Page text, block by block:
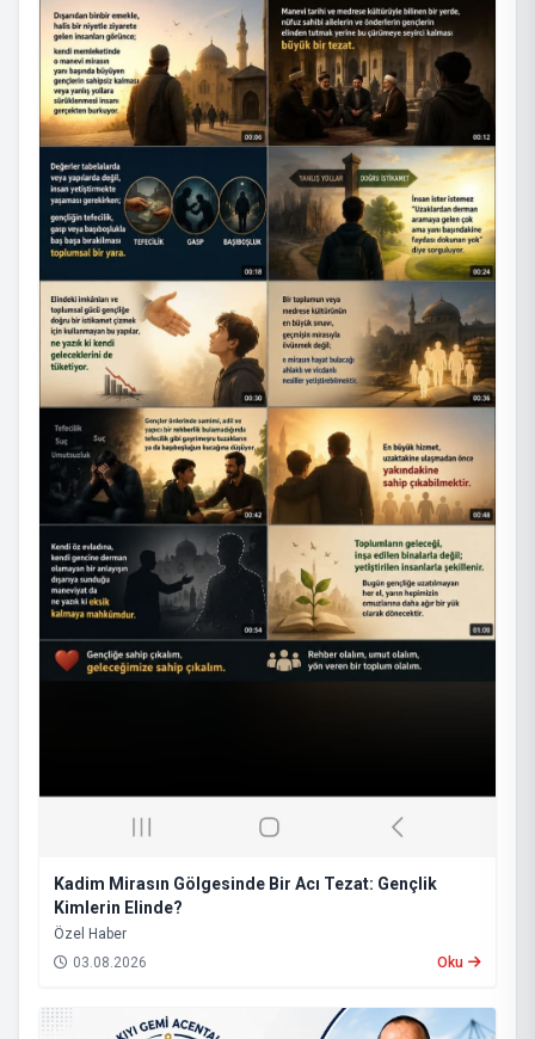
Kadim Mirasın Gölgesinde Bir Acı Tezat: Gençlik
Kimlerin Elinde?
​Özel Haber
03.08.2026
Oku